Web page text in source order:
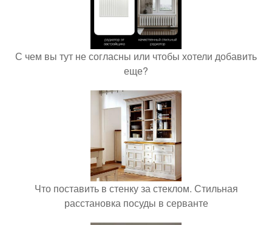
С чем вы тут не согласны или чтобы хотели добавить
еще?
Что поставить в стенку за стеклом. Стильная
расстановка посуды в серванте